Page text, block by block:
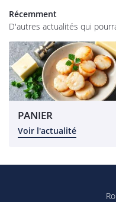
et tarifs
Avis
Récemment
D'autres actualités qui
PANIER
Voir l'actualité